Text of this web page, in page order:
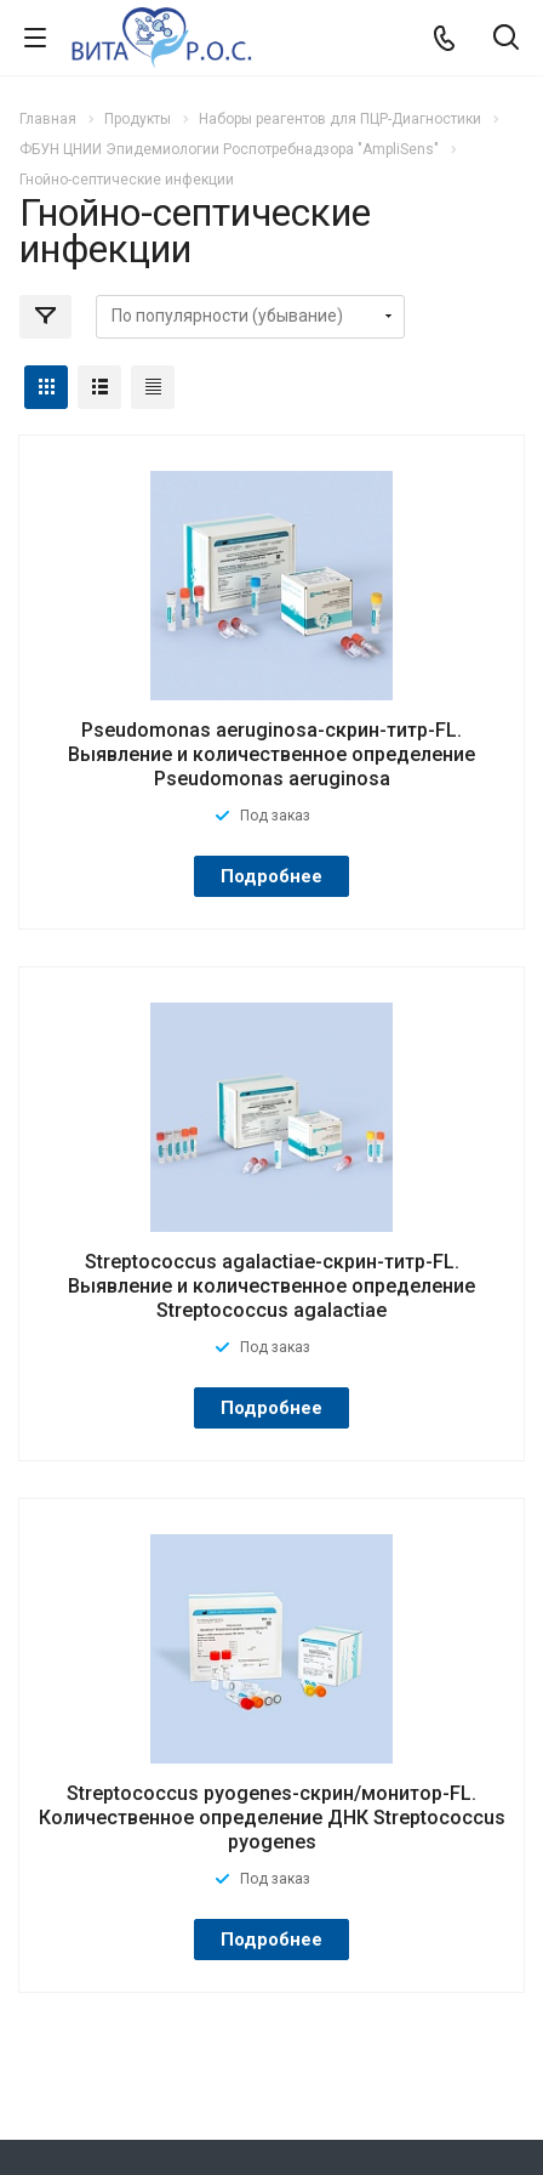
Главная Продукты
Наборы реагентов для ПЦР-Диагностики
ФБУН ЦНИИ Эпидемиологии Роспотребнадзора "AmpliSens"
Гнойно-септические инфекции
Гнойно-септические
инфекции
Pseudomonas aeruginosa-скрин-титр-FL.
Выявление и количественное определение
Pseudomonas aeruginosa
Под заказ
Подробнее
Streptococcus agalactiae-скрин-титр-FL.
Выявление и количественное определение
Streptococcus agalactiae
Под заказ
Подробнее
Streptococcus pyogenes-скрин/монитор-FL.
Количественное определение ДНК Streptococcus
pyogenes
Под заказ
Подробнее